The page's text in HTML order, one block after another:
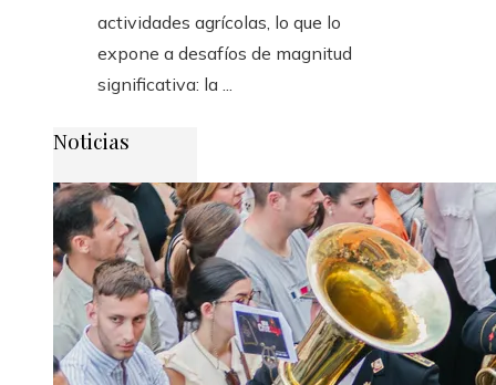
actividades agrícolas, lo que lo
expone a desafíos de magnitud
significativa: la ...
Noticias